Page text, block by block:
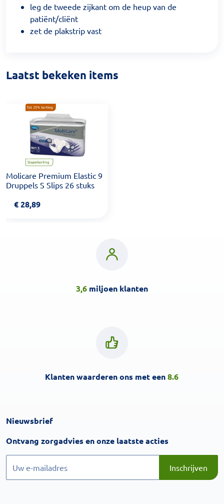
leg de tweede zijkant om de heup van de
patiënt/cliënt
zet de plakstrip vast
Laatst bekeken items
Molicare Premium Elastic 9
Druppels S Slips 26 stuks
€28,89
3,6miljoen klanten
Klanten waarderen ons met een8.6
Nieuwsbrief
Ontvang zorgadvies en onze laatste acties
Inschrijven